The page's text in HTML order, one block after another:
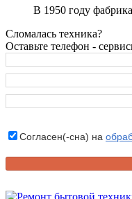
В 1950 году
Сломалась техника?
Оставьте телефон -
Согласен(-сна) на